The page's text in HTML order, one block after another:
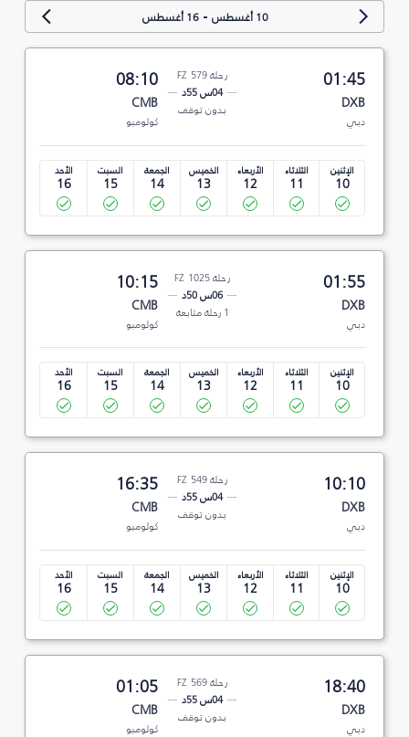
10 أغسطس -16 أغسطس
01:45
DXB
دبي
رحلة FZ 579
04س 55د
بدون توقف
08:10
CMB
كولومبو
الإثنين
10
الثلاثاء
11
الأربعاء
12
الخميس
13
الجمعة
14
السبت
15
الأحد
16
01:55
DXB
دبي
رحلة FZ 1025
06س 50د
1 رحلة متابعة
10:15
CMB
كولومبو
الإثنين
10
الثلاثاء
11
الأربعاء
12
الخميس
13
الجمعة
14
السبت
15
الأحد
16
10:10
DXB
دبي
رحلة FZ 549
04س 55د
بدون توقف
16:35
CMB
كولومبو
الإثنين
10
الثلاثاء
11
الأربعاء
12
الخميس
13
الجمعة
14
السبت
15
الأحد
16
18:40
DXB
دبي
رحلة FZ 569
04س 55د
بدون توقف
01:05
CMB
كولومبو